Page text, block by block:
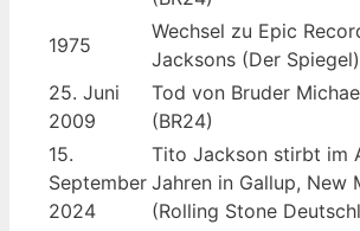
1975
Wechsel zu Epic
Jacksons (Der Spiegel)
25. Juni
2009
Tod von Bruder
(BR24)
15.
September
2024
Tito Jackson stirbt im
Jahren in Gallup, New
(Rolling Stone